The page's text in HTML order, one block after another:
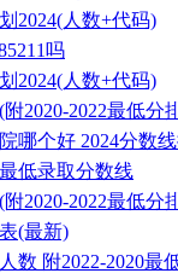
2024(人数+代码)
吗
2024(人数+代码)
2020-2022最低分
哪个好 2024分数
低录取分数线
2020-2022最低分
(最新)
数 附2022-2020最